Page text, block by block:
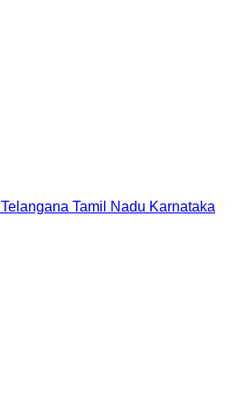
Telangana Tamil Nadu Karnataka